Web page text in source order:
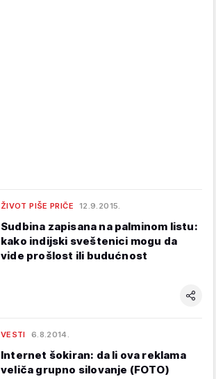
ŽIVOT PIŠE PRIČE 12.9.2015.
Sudbina zapisana na palminom listu:
kako indijski sveštenici mogu da
vide prošlost ili budućnost
VESTI 6.8.2014.
Internet šokiran: da li ova reklama
veliča grupno silovanje (FOTO)